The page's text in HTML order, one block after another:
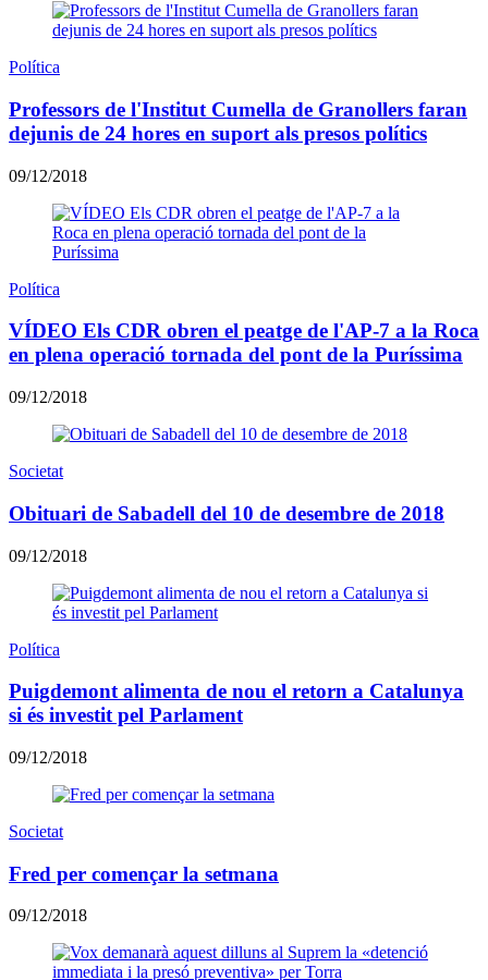
Política
Professors de l'Institut Cumella de Granollers faran
dejunis de 24 hores en suport als presos polítics
09/12/2018
Política
VÍDEO Els CDR obren el peatge de l'AP-7 a la Roca
en plena operació tornada del pont de la Puríssima
09/12/2018
Societat
Obituari de Sabadell del 10 de desembre de 2018
09/12/2018
Política
Puigdemont alimenta de nou el retorn a Catalunya
si és investit pel Parlament
09/12/2018
Societat
Fred per començar la setmana
09/12/2018